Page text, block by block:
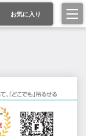
お気に入り